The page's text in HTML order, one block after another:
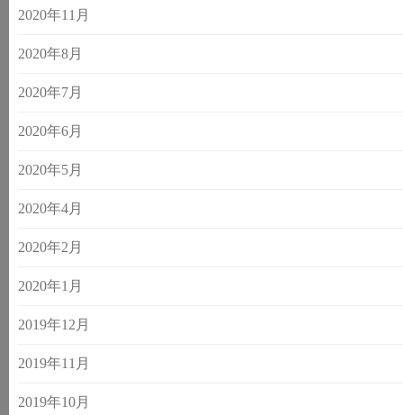
2020年11月
2020年8月
2020年7月
2020年6月
2020年5月
2020年4月
2020年2月
2020年1月
2019年12月
2019年11月
2019年10月